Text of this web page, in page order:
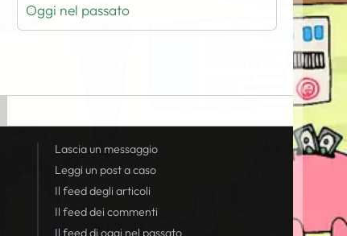
Oggi nel passato
Lascia un messaggio
Leggi un post a caso
Il feeddegli articoli
Il feeddei commenti
Il feeddi oggi nel passato